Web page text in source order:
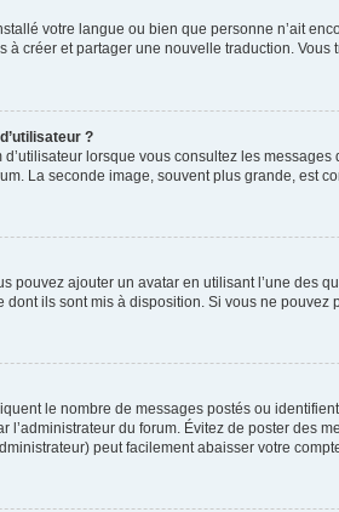
votre langue ou bien que personne n’ait
à créer et partager une nouvelle traduction.
?
lorsque vous consultez les
La seconde image, souvent plus grande, est
pouvez ajouter un avatar en utilisant l’une des
ils sont mis à disposition. Si vous ne pouvez
le nombre de messages postés ou
l’administrateur du forum. Évitez de poster
peut facilement abaisser votre